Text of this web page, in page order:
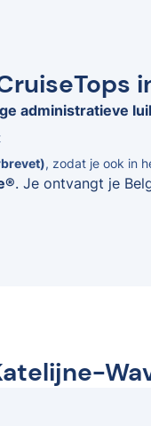
administratieve
, zodat je ook in
. Je ontvangt je